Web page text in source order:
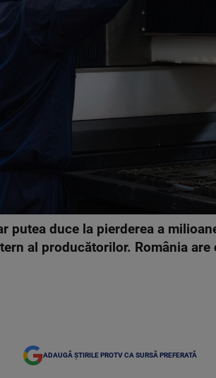
putea duce la pierderea a
al producătorilor. România
ADAUGĂ ȘTIRILE PROTV CA SURSĂ PREFERATĂ